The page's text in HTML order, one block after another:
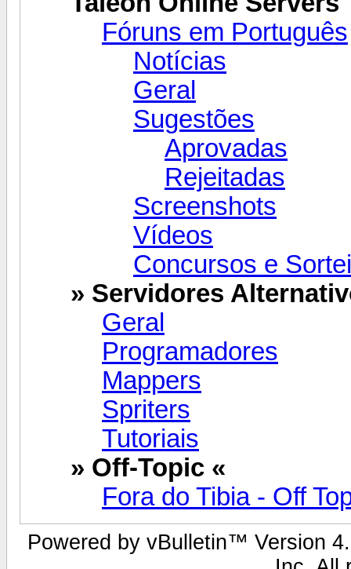
Fóruns em Português
Notícias
Geral
Sugestões
Aprovadas
Rejeitadas
Screenshots
Vídeos
Concursos e
» Servidores
Geral
Programadores
Mappers
Spriters
Tutoriais
» Off-Topic «
Fora do Tibia - Off
Powered by vBulletin™ Version